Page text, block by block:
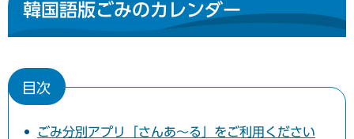
韓国語版ごみのカレンダー
目次
ごみ分別アプリ「さんあ～る」をご利用ください